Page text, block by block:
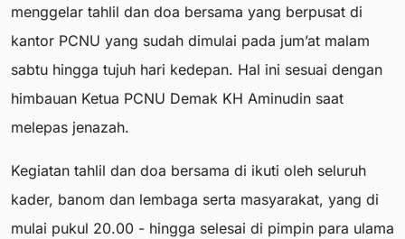
menggelar tahlil dan doa bersama yang berpusat di
kantor PCNU yang sudah dimulai pada jum’at malam
sabtu hingga tujuh hari kedepan. Hal ini sesuai dengan
himbauan Ketua PCNU Demak KH Aminudin saat
melepas jenazah.
Kegiatan tahlil dan doa bersama di ikuti oleh seluruh
kader, banom dan lembaga serta masyarakat, yang di
mulai pukul 20.00 - hingga selesai di pimpin para ulama